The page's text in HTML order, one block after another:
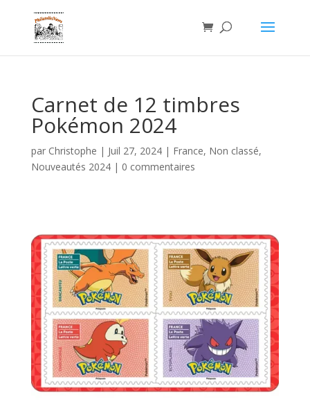
Carnet de 12 timbres
Pokémon 2024
par Christophe | Juil 27, 2024| France, Non classé,
Nouveautés 2024| 0 commentaires